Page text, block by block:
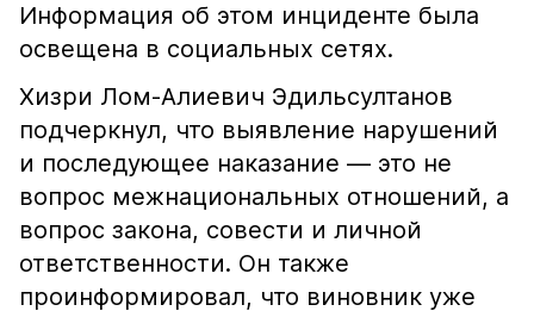
Информация об этом инциденте была
освещена в социальных сетях.
Хизри Лом-Алиевич Эдильсултанов
подчеркнул, что выявление нарушений
и последующее наказание — это не
вопрос межнациональных отношений, а
вопрос закона, совести и личной
ответственности. Он также
проинформировал, что виновник уже